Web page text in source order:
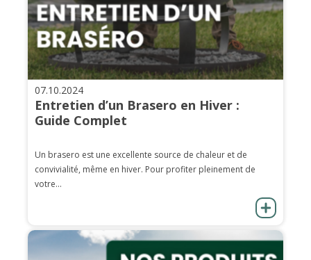
07.10.2024
Entretien d’un Brasero en Hiver :
Guide Complet
Un brasero est une excellente source de chaleur et de
convivialité, même en hiver. Pour profiter pleinement de
votre...